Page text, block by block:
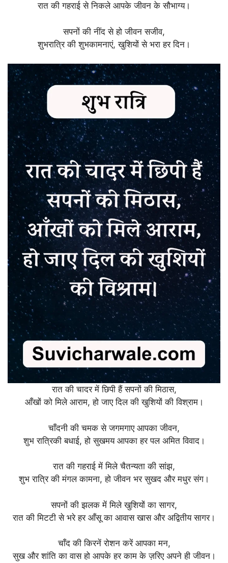
रात की गहराई से निकले आपके जीवन के सौभाग्य।
सपनों की नींद से हो जीवन सजीव,
शुभरात्रि की शुभकामनाएं, खुशियों से भरा हर दिन।
रात की चादर में छिपी हैं सपनों की मिठास,
आँखों को मिले आराम, हो जाए दिल की खुशियों की विश्राम।
चाँदनी की चमक से जगमगाए आपका जीवन,
शुभ रात्रिकी बधाई, हो सुखमय आपका हर पल अमित विवाद।
रात की गहराई में मिले चैतन्यता की सांझ,
शुभ रात्रि की मंगल कामना, हो जीवन भर सुखद और मधुर संग।
सपनों की झलक में मिले खुशियों का सागर,
रात की मिटटी से भरे हर आँसू का आवास खास और अद्वितीय सागर।
चाँद की किरनें रोशन करें आपका मन,
सुख और शांति का वास हो आपके हर काम के ज़रिए अपने ही जीवन।